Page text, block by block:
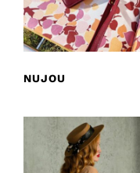
NUJOU